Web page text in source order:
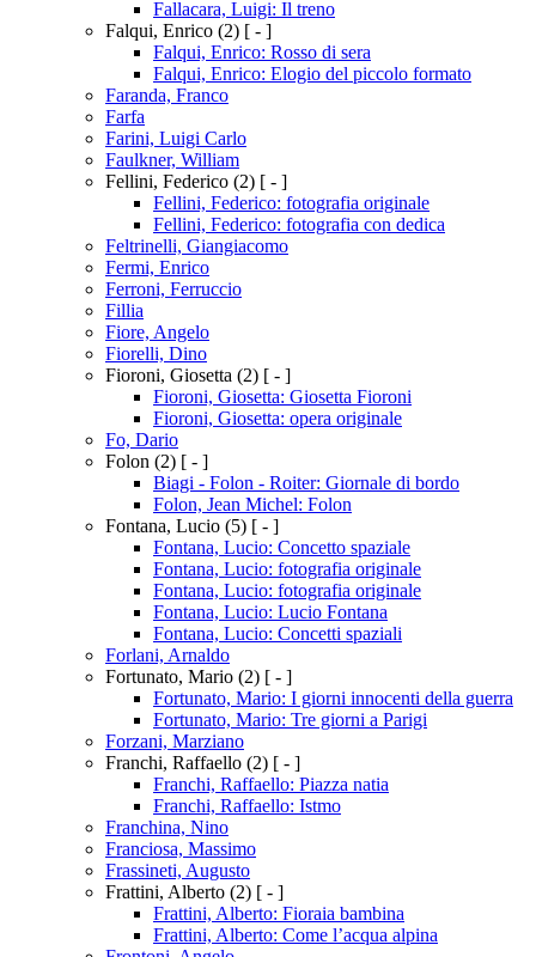
Fallacara, Luigi: Il treno
Falqui, Enrico (2) [ - ]
Falqui, Enrico: Rosso di sera
Falqui, Enrico: Elogio del piccolo formato
Faranda, Franco
Farfa
Farini, Luigi Carlo
Faulkner, William
Fellini, Federico (2) [ - ]
Fellini, Federico: fotografia originale
Fellini, Federico: fotografia con dedica
Feltrinelli, Giangiacomo
Fermi, Enrico
Ferroni, Ferruccio
Fillia
Fiore, Angelo
Fiorelli, Dino
Fioroni, Giosetta (2) [ - ]
Fioroni, Giosetta: Giosetta Fioroni
Fioroni, Giosetta: opera originale
Fo, Dario
Folon (2) [ - ]
Biagi - Folon - Roiter: Giornale di bordo
Folon, Jean Michel: Folon
Fontana, Lucio (5) [ - ]
Fontana, Lucio: Concetto spaziale
Fontana, Lucio: fotografia originale
Fontana, Lucio: fotografia originale
Fontana, Lucio: Lucio Fontana
Fontana, Lucio: Concetti spaziali
Forlani, Arnaldo
Fortunato, Mario (2) [ - ]
Fortunato, Mario: I giorni innocenti della guerra
Fortunato, Mario: Tre giorni a Parigi
Forzani, Marziano
Franchi, Raffaello (2) [ - ]
Franchi, Raffaello: Piazza natia
Franchi, Raffaello: Istmo
Franchina, Nino
Franciosa, Massimo
Frassineti, Augusto
Frattini, Alberto (2) [ - ]
Frattini, Alberto: Fioraia bambina
Frattini, Alberto: Come l’acqua alpina